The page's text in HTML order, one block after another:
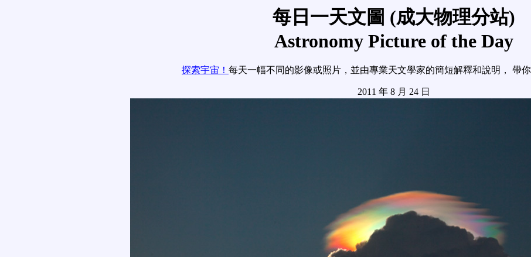
每日一天文圖 (成大物理分站)
Astronomy Picture of the Day
探索宇宙！ 每天一幅不同的影像或照片，並由專業天文學家的簡短解釋和說明， 帶你
2011 年 8 月 24 日